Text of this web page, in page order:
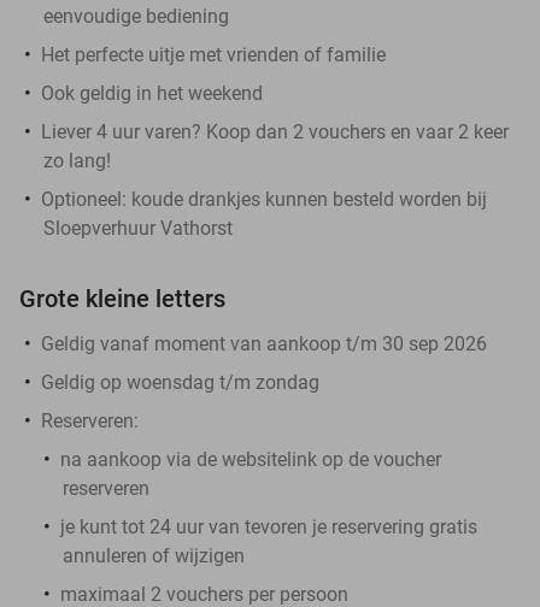
eenvoudige bediening
Het perfecte uitje met vrienden of familie
Ook geldig in het weekend
Liever 4 uur varen? Koop dan 2 vouchers en vaar 2 keer
zo lang!
Optioneel: koude drankjes kunnen besteld worden bij
Sloepverhuur Vathorst
Grote kleine letters
Geldig vanaf moment van aankoop t/m 30 sep 2026
Geldig op woensdag t/m zondag
Reserveren:
na aankoop via de websitelink op de voucher
reserveren
je kunt tot 24 uur van tevoren je reservering gratis
annuleren of wijzigen
maximaal 2 vouchers per persoon